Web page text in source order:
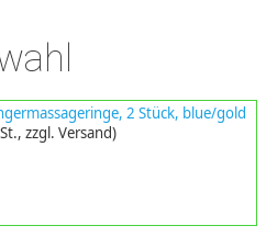
2 Stück, blue/gold
zzgl. Versand)